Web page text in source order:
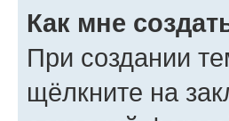
Как мне
При создании
щёлкните на